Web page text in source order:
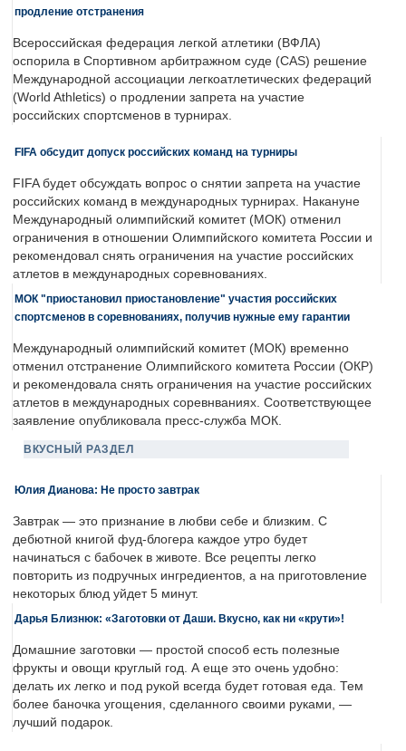
продление отстранения
Всероссийская федерация легкой атлетики (ВФЛА)
оспорила в Спортивном арбитражном суде (CAS) решение
Международной ассоциации легкоатлетических федераций
(World Athletics) о продлении запрета на участие
российских спортсменов в турнирах.
FIFA обсудит допуск российских команд на турниры
FIFA будет обсуждать вопрос о снятии запрета на участие
российских команд в международных турнирах. Накануне
Международный олимпийский комитет (МОК) отменил
ограничения в отношении Олимпийского комитета России и
рекомендовал снять ограничения на участие российских
атлетов в международных соревнованиях.
МОК "приостановил приостановление" участия российских
спортсменов в соревнованиях, получив нужные ему гарантии
Международный олимпийский комитет (МОК) временно
отменил отстранение Олимпийского комитета России (ОКР)
и рекомендовала снять ограничения на участие российских
атлетов в международных соревнваниях. Соответствующее
заявление опубликовала пресс-служба МОК.
ВКУСНЫЙ РАЗДЕЛ
Юлия Дианова: Не просто завтрак
Завтрак — это признание в любви себе и близким. С
дебютной книгой фуд-блогера каждое утро будет
начинаться с бабочек в животе. Все рецепты легко
повторить из подручных ингредиентов, а на приготовление
некоторых блюд уйдет 5 минут.
Дарья Близнюк: «Заготовки от Даши. Вкусно, как ни «крути»!
Домашние заготовки — простой способ есть полезные
фрукты и овощи круглый год. А еще это очень удобно:
делать их легко и под рукой всегда будет готовая еда. Тем
более баночка угощения, сделанного своими руками, —
лучший подарок.